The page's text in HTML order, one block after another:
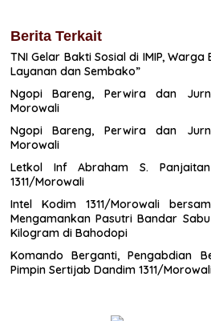
Berita Terkait
TNI Gelar Bakti Sosial di IMIP,
Layanan dan Sembako”
Ngopi Bareng, Perwira dan
Morowali
Ngopi Bareng, Perwira dan
Morowali
Letkol Inf Abraham S.
1311/Morowali
Intel Kodim 1311/Morowali
Mengamankan Pasutri Bandar
Kilogram di Bahodopi
Komando Berganti, Pengabdian
Pimpin Sertijab Dandim 1311/